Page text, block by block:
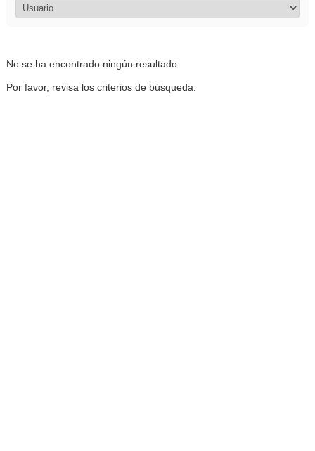
No se ha encontrado ningún resultado.
Por favor, revisa los criterios de búsqueda.